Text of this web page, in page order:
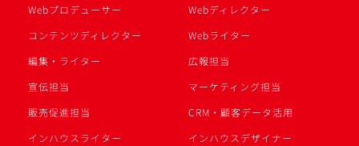
Webプロデューサー
Webディレクター
コンテンツディレクター
Webライター
編集・ライター
広報担当
宣伝担当
マーケティング担当
販売促進担当
CRM・顧客データ活用
インハウスライター
インハウスデザイナー